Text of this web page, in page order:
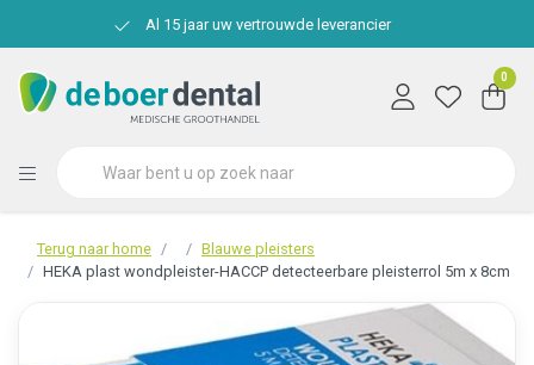
Al 15 jaar uw vertrouwde leverancier
0
Terug naar home
Blauwe pleisters
HEKA plast wondpleister-HACCP detecteerbare pleisterrol 5m x 8cm